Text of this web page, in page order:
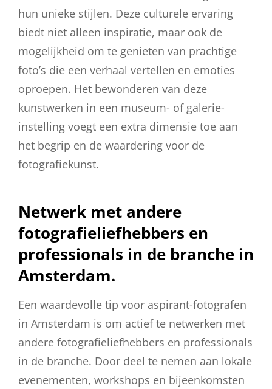
hun unieke stijlen. Deze culturele ervaring
biedt niet alleen inspiratie, maar ook de
mogelijkheid om te genieten van prachtige
foto’s die een verhaal vertellen en emoties
oproepen. Het bewonderen van deze
kunstwerken in een museum- of galerie-
instelling voegt een extra dimensie toe aan
het begrip en de waardering voor de
fotografiekunst.
Netwerk met andere
fotografieliefhebbers en
professionals in de branche in
Amsterdam.
Een waardevolle tip voor aspirant-fotografen
in Amsterdam is om actief te netwerken met
andere fotografieliefhebbers en professionals
in de branche. Door deel te nemen aan lokale
evenementen, workshops en bijeenkomsten